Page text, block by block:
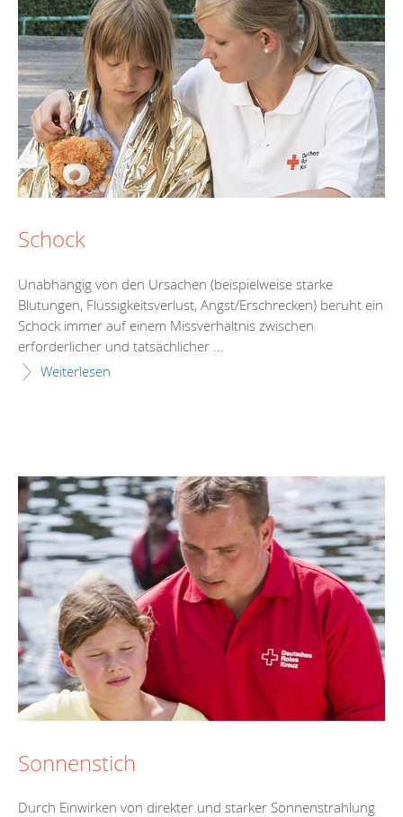
Schock
Unabhängig von den Ursachen (beispielweise starke
Blutungen, Flüssigkeitsverlust, Angst/Erschrecken) beruht ein
Schock immer auf einem Missverhältnis zwischen
erforderlicher und tatsächlicher ...
Weiterlesen
Sonnenstich
Durch Einwirken von direkter und starker Sonnenstrahlung